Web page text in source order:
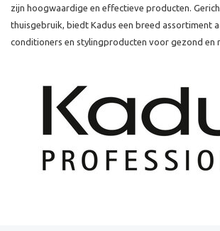
zijn hoogwaardige en effectieve producten.
thuisgebruik, biedt Kadus een breed assortiment
conditioners en stylingproducten voor gezond en